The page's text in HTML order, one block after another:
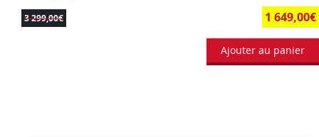
3 299,00€ 1 649,00€
Ajouter au panier